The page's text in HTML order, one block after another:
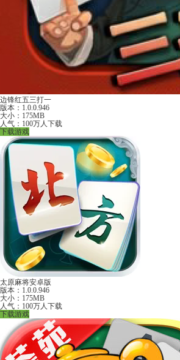
边锋红五三打一
版本：1.0.0.946
大小：175MB
人气：100万人下载
下载游戏
太原麻将安卓版
版本：1.0.0.946
大小：175MB
人气：100万人下载
下载游戏